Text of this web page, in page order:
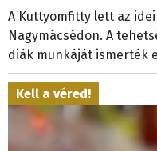
A Kuttyomfitty lett az
Nagymácsédon. A
diák munkáját ismerték
Kell a véred!